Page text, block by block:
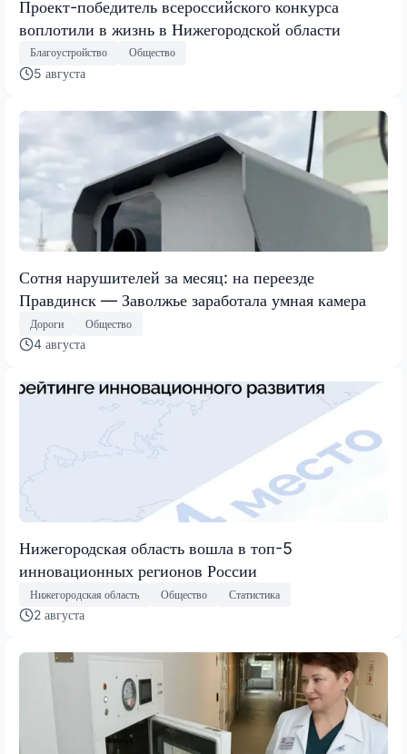
Проект-победитель всероссийского конкурса
воплотили в жизнь в Нижегородской области
Благоустройство Общество
5 августа
Сотня нарушителей за месяц: на переезде
Правдинск — Заволжье заработала умная камера
Дороги Общество
4 августа
Нижегородская область вошла в топ-5
инновационных регионов России
Нижегородская область Общество Статистика
2 августа